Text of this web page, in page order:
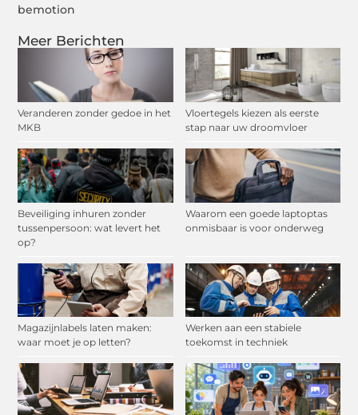
Meer Berichten
Veranderen zonder gedoe in het
MKB
Vloertegels kiezen als eerste
stap naar uw droomvloer
Beveiliging inhuren zonder
tussenpersoon: wat levert het
op?
Waarom een goede laptoptas
onmisbaar is voor onderweg
Magazijnlabels laten maken:
waar moet je op letten?
Werken aan een stabiele
toekomst in techniek
bemotion